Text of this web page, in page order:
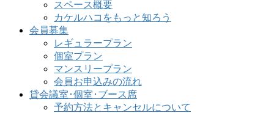
スペース概要
カケルハコをもっと知ろう
会員募集
レギュラープラン
個室プラン
マンスリープラン
会員お申込みの流れ
貸会議室･個室･ブース席
予約方法とキャンセルについて